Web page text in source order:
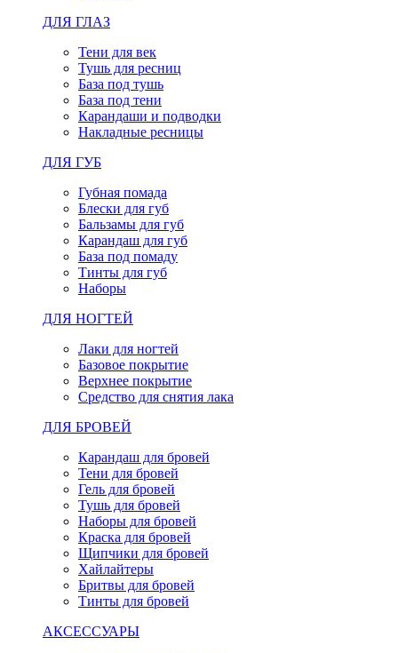
ДЛЯ ГЛАЗ
Тени для век
Тушь для ресниц
База под тушь
База под тени
Карандаши и подводки
Накладные ресницы
ДЛЯ ГУБ
Губная помада
Блески для губ
Бальзамы для губ
Карандаш для губ
База под помаду
Тинты для губ
Наборы
ДЛЯ НОГТЕЙ
Лаки для ногтей
Базовое покрытие
Верхнее покрытие
Средство для снятия лака
ДЛЯ БРОВЕЙ
Карандаш для бровей
Тени для бровей
Гель для бровей
Тушь для бровей
Наборы для бровей
Краска для бровей
Щипчики для бровей
Хайлайтеры
Бритвы для бровей
Тинты для бровей
АКСЕССУАРЫ